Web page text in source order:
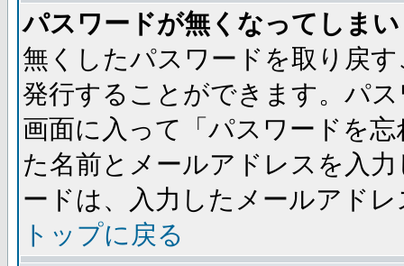
パスワードが無くなってしま
無くしたパスワードを取り戻
発行することができます。パ
画面に入って「パスワードを
た名前とメールアドレスを入
ードは、入力したメールアド
トップに戻る